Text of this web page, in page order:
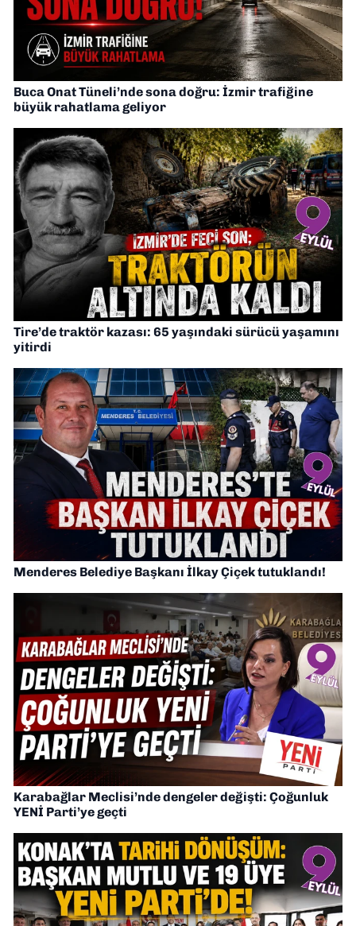
Buca Onat Tüneli’nde sona doğru: İzmir trafiğine
büyük rahatlama geliyor
Tire’de traktör kazası: 65 yaşındaki sürücü yaşamını
yitirdi
Menderes Belediye Başkanı İlkay Çiçek tutuklandı!
Karabağlar Meclisi’nde dengeler değişti: Çoğunluk
YENİ Parti’ye geçti